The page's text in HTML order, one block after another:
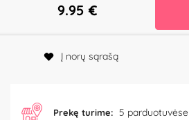
9.95 €
Į norų sąrašą
Prekę turime: 5 parduotuvėse